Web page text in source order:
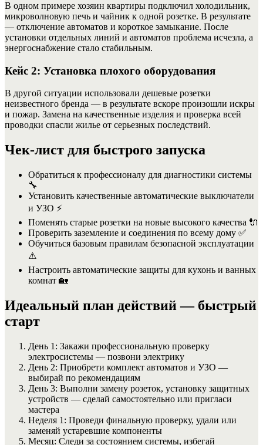
В одном примере хозяин квартиры подключил холодильник,
микроволновую печь и чайник к одной розетке. В результате
— отключение автоматов и короткое замыкание. После
установки отдельных линий и автоматов проблема исчезла, а
энергоснабжение стало стабильным.
Кейс 2: Установка плохого оборудования
В другой ситуации использовали дешевые розетки
неизвестного бренда — в результате вскоре произошли искры
и пожар. Замена на качественные изделия и проверка всей
проводки спасли жилье от серьезных последствий.
Чек-лист для быстрого запуска
Обратиться к профессионалу для диагностики системы
🔧
Установить качественные автоматические выключатели
и УЗО ⚡
Поменять старые розетки на новые высокого качества 🔌
Проверить заземление и соединения по всему дому ✅
Обучиться базовым правилам безопасной эксплуатации
⚠️
Настроить автоматические защиты для кухонь и ванных
комнат 🏡
Идеальный план действий — быстрый
старт
День 1: Закажи профессиональную проверку
электросистемы — позвони электрику
День 2: Приобрети комплект автоматов и УЗО —
выбирай по рекомендациям
День 3: Выполни замену розеток, установку защитных
устройств — сделай самостоятельно или пригласи
мастера
Неделя 1: Проведи финальную проверку, удали или
заменяй устаревшие компоненты
Месяц: Следи за состоянием системы, избегай